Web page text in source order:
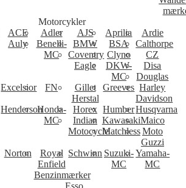
Motorcykler
ACE Adler AJS Aprilia
Ardie
Auly
Benelli-
MC
BMW BSA
Calthorpe
Coventry
Eagle
Clyno
CZ
DKW-
MC
Disa
Douglas
Excelsior FN
Gillet
Herstal
Greeves Harley
Davidson
HendersonHonda-
MC
Horex HumberHusqvarna
Indian
Motocycle
KawasakiMaico
MatchlessMoto
Guzzi
Norton
Royal
Enfield
Schwinn Suzuki-
MC
Yamaha-
MC
Benzinmærker
Esso